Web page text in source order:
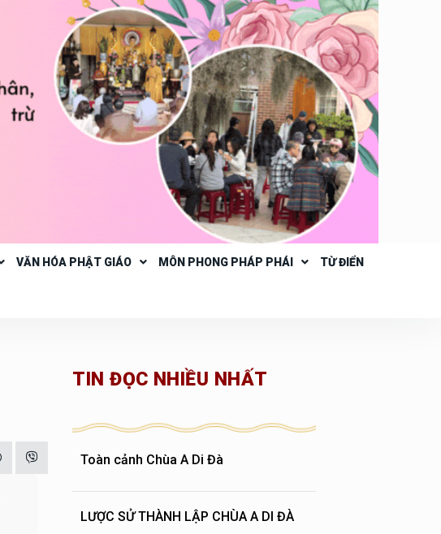
VĂN HÓA PHẬT GIÁO MÔN PHONG PHÁP PHÁI TỪ ĐIỂN
TIN ĐỌC NHIỀU NHẤT
Toàn cảnh Chùa A Di Đà
LƯỢC SỬ THÀNH LẬP CHÙA A DI ĐÀ